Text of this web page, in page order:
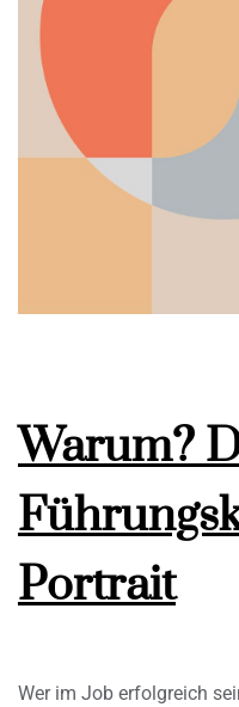
Warum?
Portrait
Wer im Job erfolgreich